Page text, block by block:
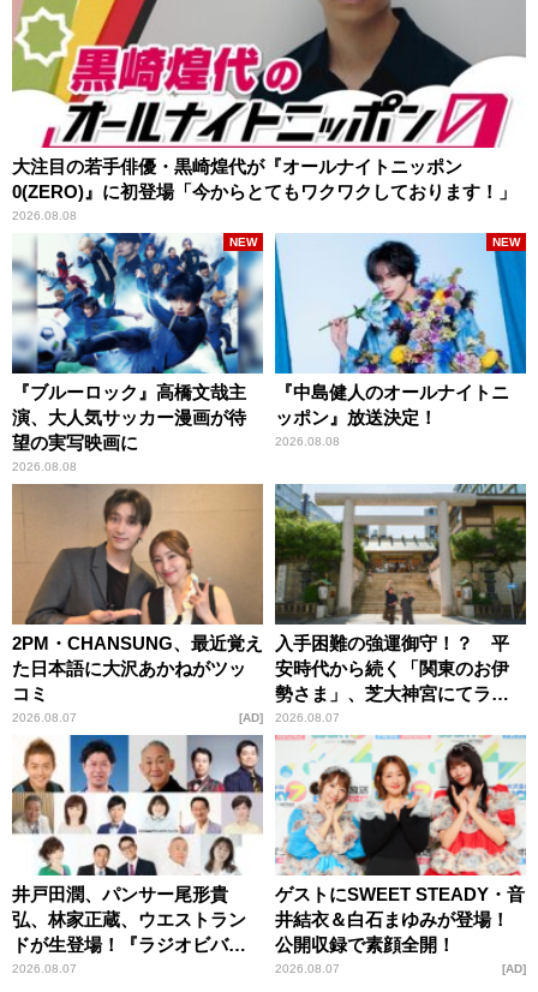
大注目の若手俳優・黒崎煌代が『オールナイトニッポン
0(ZERO)』に初登場「今からとてもワクワクしております！」
2026.08.08
『ブルーロック』高橋文哉主
演、大人気サッカー漫画が待
望の実写映画に
2026.08.08
NEW
『中島健人のオールナイトニ
ッポン』放送決定！
2026.08.08
NEW
2PM・CHANSUNG、最近覚え
た日本語に大沢あかねがツッ
コミ
2026.08.07 AD
入手困難の強運御守！？ 平
安時代から続く「関東のお伊
勢さま」、芝大神宮にてラン
パンプスが合格祈願！
2026.08.07
井戸田潤、パンサー尾形貴
弘、林家正蔵、ウエストラン
ドが生登場！『ラジオビバリ
ー昼ズ』
2026.08.07
ゲストにSWEET STEADY・音
井結衣＆白石まゆみが登場！
公開収録で素顔全開！
2026.08.07 AD